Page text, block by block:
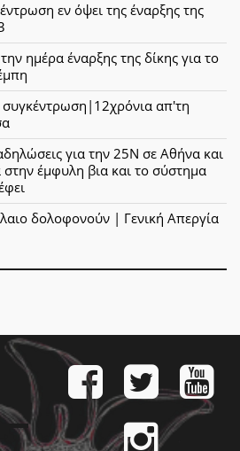
εν όψει της έναρξης της
ημέρα έναρξης της δίκης για το
συγκέντρωση|12χρόνια απ'τη
για την 25Ν σε Αθήνα και
έμφυλη βια και το σύστημα
δολοφονούν | Γενική Απεργία